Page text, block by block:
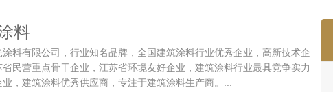
料
涂料有限公司，行业知名品牌，全国建筑涂料行业优秀企业，高新技术企
省民营重点骨干企业，江苏省环境友好企业，建筑涂料行业最具竞争实力
业，建筑涂料优秀供应商，专注于建筑涂料生产商。...